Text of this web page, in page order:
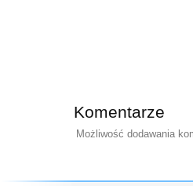
Komentarze
Możliwość dodawania